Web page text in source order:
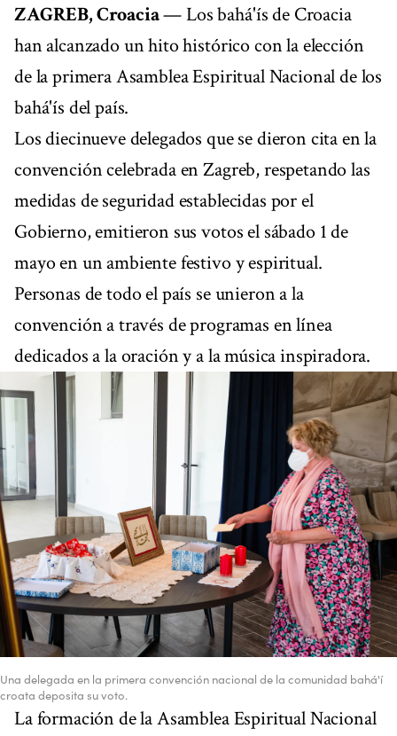
ZAGREB, Croacia— Los bahá'ís de Croacia
han alcanzado un hito histórico con la elección
de la primera Asamblea Espiritual Nacional de los
bahá'ís del país.
Los diecinueve delegados que se dieron cita en la
convención celebrada en Zagreb, respetando las
medidas de seguridad establecidas por el
Gobierno, emitieron sus votos el sábado 1 de
mayo en un ambiente festivo y espiritual.
Personas de todo el país se unieron a la
convención a través de programas en línea
dedicados a la oración y a la música inspiradora.
Una delegada en la primera convención nacional de la comunidad bahá'í
croata deposita su voto.
La formación de la Asamblea Espiritual Nacional